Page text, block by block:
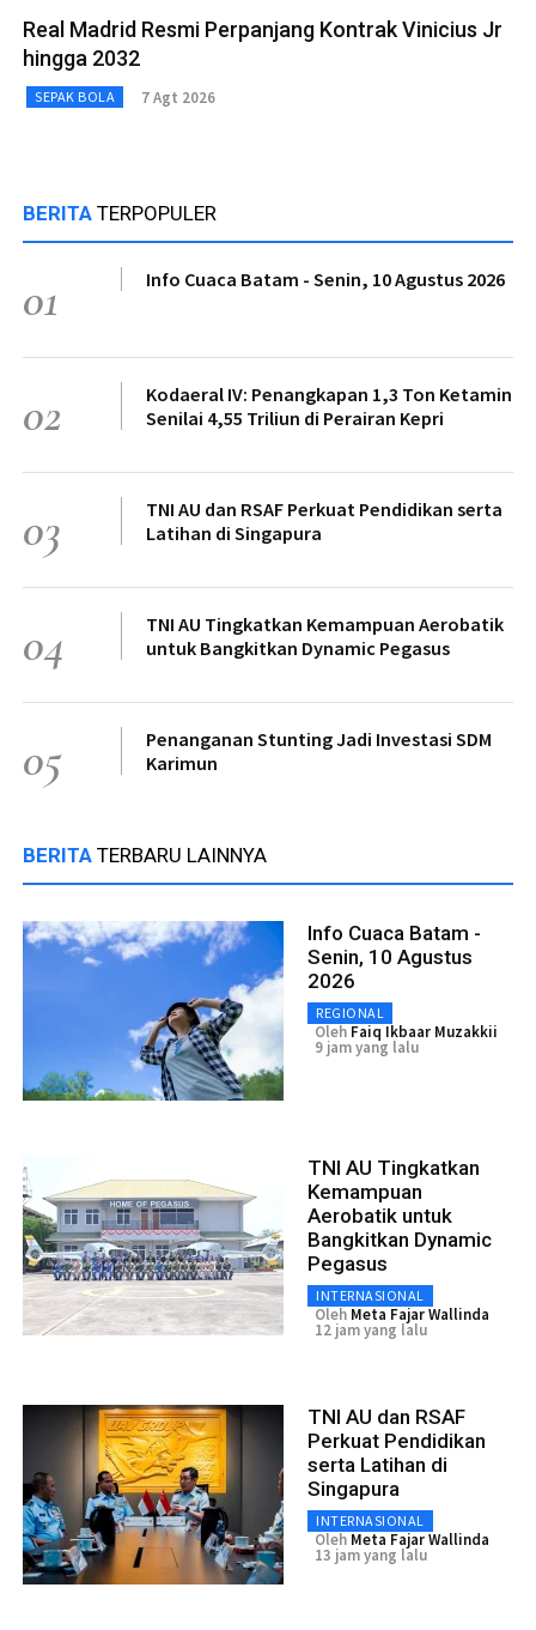
Real Madrid Resmi Perpanjang Kontrak Vinicius Jr
hingga 2032
SEPAK BOLA 7 Agt 2026
BERITA TERPOPULER
01 Info Cuaca Batam - Senin, 10 Agustus 2026
02
Kodaeral IV: Penangkapan 1,3 Ton Ketamin
Senilai 4,55 Triliun di Perairan Kepri
03
TNI AU dan RSAF Perkuat Pendidikan serta
Latihan di Singapura
04
TNI AU Tingkatkan Kemampuan Aerobatik
untuk Bangkitkan Dynamic Pegasus
05
Penanganan Stunting Jadi Investasi SDM
Karimun
BERITA TERBARU LAINNYA
Info Cuaca Batam -
Senin, 10 Agustus
2026
REGIONAL
Oleh Faiq Ikbaar Muzakkii
9 jam yang lalu
TNI AU Tingkatkan
Kemampuan
Aerobatik untuk
Bangkitkan Dynamic
Pegasus
INTERNASIONAL
Oleh Meta Fajar Wallinda
12 jam yang lalu
TNI AU dan RSAF
Perkuat Pendidikan
serta Latihan di
Singapura
INTERNASIONAL
Oleh Meta Fajar Wallinda
13 jam yang lalu